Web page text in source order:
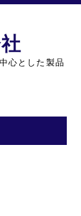
心とした製品